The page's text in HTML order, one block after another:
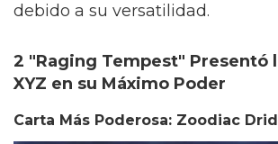
debido a su versatilidad.
2 "Raging Tempest" Presentó
XYZ en su Máximo Poder
Carta Más Poderosa: Zoodiac